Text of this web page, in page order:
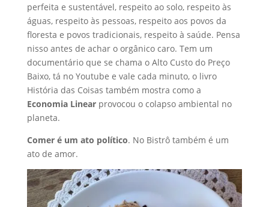
perfeita e sustentável, respeito ao solo, respeito às
águas, respeito às pessoas, respeito aos povos da
floresta e povos tradicionais, respeito à saúde. Pensa
nisso antes de achar o orgânico caro. Tem um
documentário que se chama o Alto Custo do Preço
Baixo, tá no Youtube e vale cada minuto, o livro
História das Coisas também mostra como a
Economia Linearprovocou o colapso ambiental no
planeta.
Comer é um ato político. No Bistrô também é um
ato de amor.